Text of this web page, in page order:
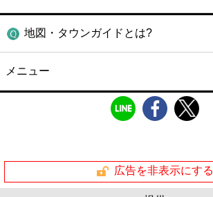
地図・タウンガイドとは?
メニュー
広告を非表示にする